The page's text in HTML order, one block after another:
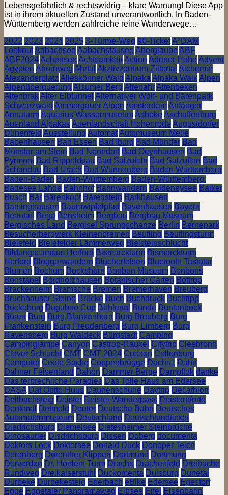
Lebensgefährlich & rechtswidrig – klare Warnung! Diese App
ist in ihrem aktuellen Zustand unverantwortlich. In Baden-
Württemberg werden zahlreiche reine Wanderwege…
2022 2023 2024 2025 3-Türme-Weg 9€-TicketA*DAM
LookoutAabachseeAabachstauseeAberglaubeABF
ABF2024AchenseeAchtsamkeitAction Adener HöheAdvent
Ägypten Ahornweg Ahrtal Akztivzentrum Zillertal Alchemie
Alexanderplatz Alleskönner Wald Alpaka Alpaka WalkAlpen
Alpenüberquerung Alsumer Berg AltenahrAltenbeken
AltenbrakAlter Elbtunnel Alternativer Wolf- und Bärenpark
Schwarzwald Ammergauer Alpen AmsterdamAnfänger
AnnaturmAquarius WassermuseumAsbekeAschaffenburg
Auenland AlpakasAuenlandschaft HohenrodeAugustdorfer
Dünenfeld Ausstellung AutomatAutomuseum Melle
Babenhausen Bad Essen Bad Iburg Bad Münder Bad
Münster am Stein Bad Nenndorf Bad Oeynhausen Bad
Pyrmont Bad Rippoldsau Bad Salzufeln Bad Salzuflen Bad
Schandau Bad Urach Bad Wünnenberg Baden Württemberg
Baden-Baden Baden-Württemberg Baden-Württemberg.
Badesee Lahde Bahnhof Bahnwandern Baldeneysee Balker
Busch Bär Bärenkopf Bärenstein Barkhausen
Barsinghausen Baumwipfelpfad Bavenhausen Bayern
Beautail
Bega Bensheim Bergbau Bergbau Museum
Bergisches Land Bergisel Sprungschanze Berlin Bernepark
Besucherbergwerk Kleinenbremen Beutling Beutlingsturm
Bielefeld Bielefelder Lämmerweg Bielsteinschlucht
Bildungscampus Herford Bismarckturm Bismarckturm
Herford Bloggerwandern Blücherfelsen Bluetooth Tastatur
Blumen Bochum Bockshorn Bonbon Museum Bonbons
Bonstapel Borgholzhausen Botanischer Garten Bottrop
Brackenheim Bramsche Bremen Bremerhaven Breuberg
Bruchhauser Steine Brücke Buch Buchdruck Buchtipp
Bückeburg Bugaboo Cup Bühlertal Bünde Buntenbock
Büren Burg Burg Blankenhorn Burg Breuberg Burg
Frankenstein Burg Freudenberg Burg Limberg Burg
Ravensberg Burg Waldeck Bürgstadt Camping
Campinglampe Canyon Castrop-Rauxel Citytrip Cleebronn
Clever Schlucht CMT CMT 2024 Cocoon Collenburg
Computer Coole Socke Coppenbrügge Dachs1 Dahn
Dahner Felsenland Dahon Dammer Berge Dampflok danke
Das terbrechliche Paradies Das Tolle Haus am Edersee
DASA Dat Ootto Huus Daunenschuhe Daytrip Decathlon
Deilbachsteig Deister Deister Wanderpass Deisterpforte
Denkmal
Detmold Deuter Deutsche Bahn Deutsches
Automatenmuseum Deutschland Deutschlandticket
Diedrichsburg Diemelsee Dietesheimer Steinbrüche
Dinosaurier Disdrichsburg Dissen Doberg documenta
Doktors Lock Doktorsee Donald Duck Donoper Teich
Dörenberg Dörenther Klippen Dortmund Dortmung
Dörverden Dr. Hönlein Turm Drache Drachenfeld Dreibäche
Rundweg Dreikaiserstuhl Duckomenta Duisburg Dunetal
Durbeke Durbekesteig Eberbach eBike Edersee Egestorf
Egge Eggetaler Panoramaweg Eibsee Eifel Eisenbahn